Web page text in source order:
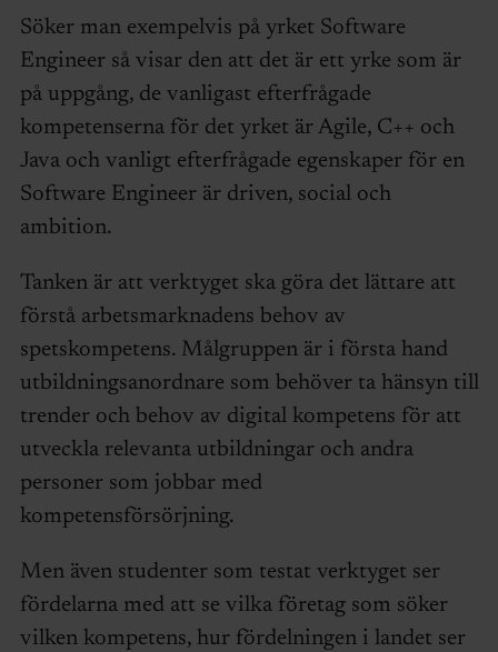
Söker man exempelvis på yrket Software
Engineer så visar den att det är ett yrke som är
på uppgång, de vanligast efterfrågade
kompetenserna för det yrket är Agile, C++ och
Java och vanligt efterfrågade egenskaper för en
Software Engineer är driven, social och
ambition.
Tanken är att verktyget ska göra det lättare att
förstå arbetsmarknadens behov av
spetskompetens. Målgruppen är i första hand
utbildningsanordnare som behöver ta hänsyn till
trender och behov av digital kompetens för att
utveckla relevanta utbildningar och andra
personer som jobbar med
kompetensförsörjning.
Men även studenter som testat verktyget ser
fördelarna med att se vilka företag som söker
vilken kompetens, hur fördelningen i landet ser